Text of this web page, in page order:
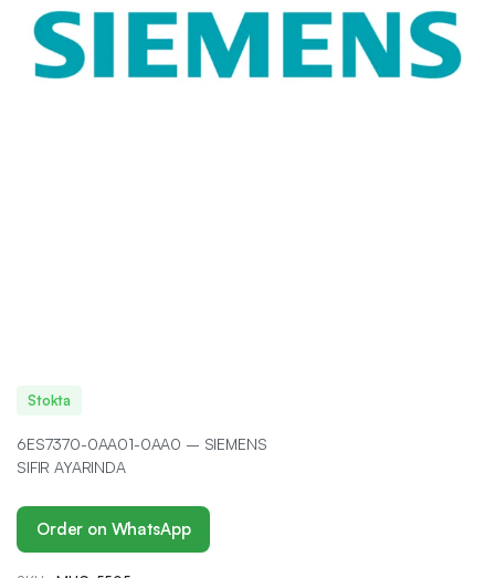
Stokta
6ES7370-0AA01-0AA0 – SIEMENS
SIFIR AYARINDA
Order on WhatsApp